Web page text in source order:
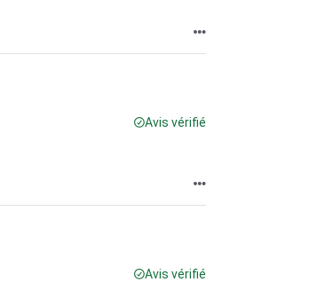
Avis vérifié
Avis vérifié